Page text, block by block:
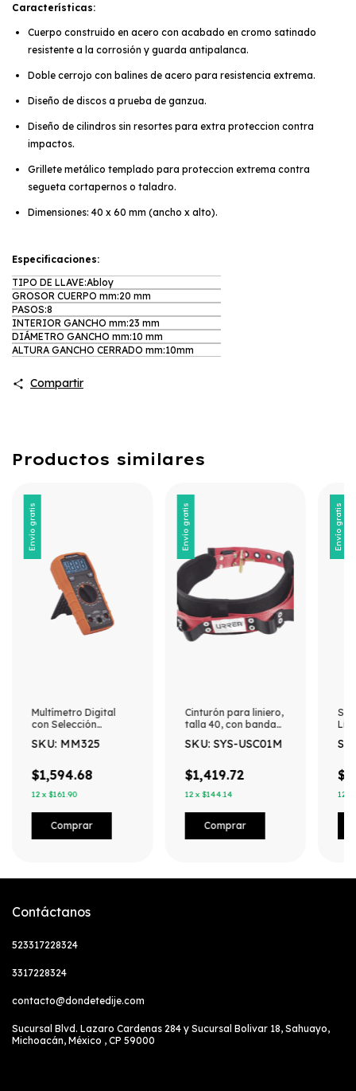
Características:
Cuerpo construido en acero con acabado en cromo satinado
resistente a la corrosión y guarda antipalanca.
Doble cerrojo con balines de acero para resistencia extrema.
Diseño de discos a prueba de ganzua.
Diseño de cilindros sin resortes para extra proteccion contra
impactos.
Grillete metálico templado para proteccion extrema contra
segueta cortapernos o taladro.
Dimensiones: 40 x 60 mm (ancho x alto).
Especificaciones:
TIPO DE LLAVE:Abloy
GROSOR CUERPO mm:20 mm
PASOS:8
INTERIOR GANCHO mm:23 mm
DIÁMETRO GANCHO mm:10 mm
ALTURA GANCHO CERRADO mm:10mm
Compartir
Productos similares
Envío gratis
Multímetro Digital
con Selección
CAT III con
LED del Cable de
Prueba
SKU: MM325
$1,594.68
12 x$161.90
Envío gratis
Cinturón para liniero,
talla 40, con bandas
herramientas y dos
SKU: SYS-USC01M
$1,419.72
12 x$144.14
Envío gratis
/
12
Contáctanos
523317228324
3317228324
contacto@dondetedije.com
Sucursal Blvd. Lazaro Cardenas 284 y Sucursal Bolivar 18, Sahuayo,
Michoacán, México , CP 59000